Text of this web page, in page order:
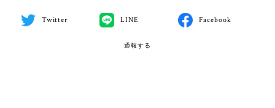
Twitter LINE Facebook
通報する